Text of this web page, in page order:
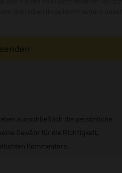
ausschließlich die persönliche
Gewähr für die Richtigkeit,
Kommentare.